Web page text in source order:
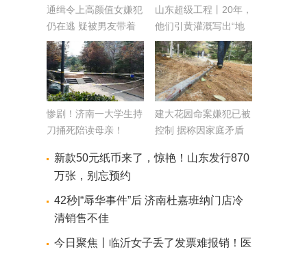
通缉令上高颜值女嫌犯
仍在逃 疑被男友带着
做酒托
山东超级工程丨20年，
他们引黄灌溉写出“地
球癌症”的“中国配方”
惨剧！济南一大学生持
刀捅死陪读母亲！
建大花园命案嫌犯已被
控制 据称因家庭矛盾
新款50元纸币来了，惊艳！山东发行870
万张，别忘预约
42秒|“辱华事件”后 济南杜嘉班纳门店冷
清销售不佳
今日聚焦丨临沂女子丢了发票难报销！医